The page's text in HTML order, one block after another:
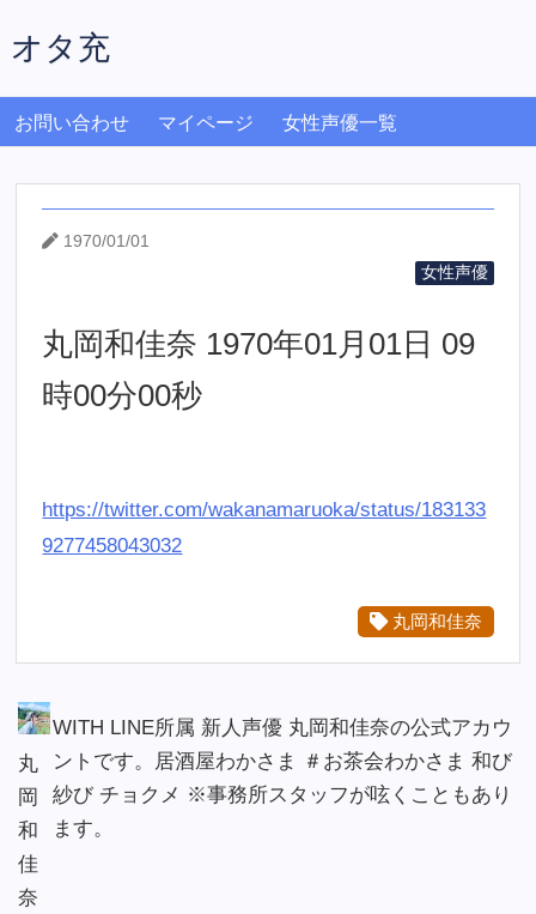
オタ充
お問い合わせ マイページ 女性声優一覧
1970/01/01
女性声優
丸岡和佳奈 1970年01月01日 09
時00分00秒
https://twitter.com/wakanamaruoka/status/183133
9277458043032
丸岡和佳奈
WITH LINE所属 新人声優 丸岡和佳奈の公式アカウ
ントです。居酒屋わかさま ＃お茶会わかさま 和び
紗び チョクメ ※事務所スタッフが呟くこともあり
ます。
丸
岡
和
佳
奈